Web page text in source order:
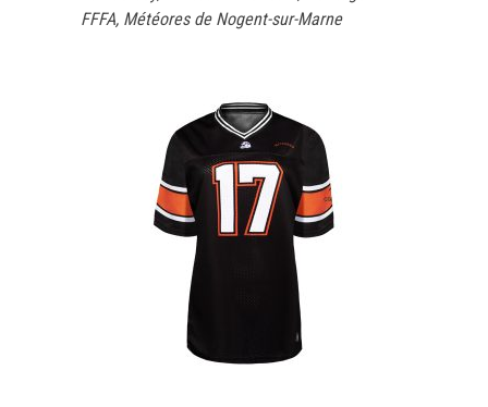
FFFA, Météores de Nogent-sur-Marne